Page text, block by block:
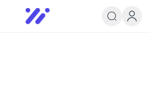
Infoedu
Ta&#039;lim xabarlari va